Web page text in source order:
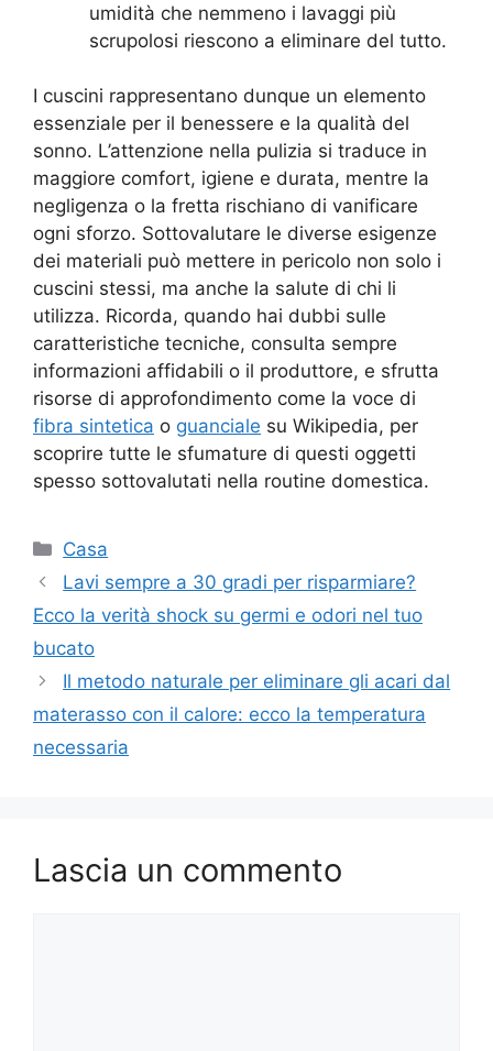
umidità che nemmeno i lavaggi più
scrupolosi riescono a eliminare del tutto.
I cuscini rappresentano dunque un elemento
essenziale per il benessere e la qualità del
sonno. L’attenzione nella pulizia si traduce in
maggiore comfort, igiene e durata, mentre la
negligenza o la fretta rischiano di vanificare
ogni sforzo. Sottovalutare le diverse esigenze
dei materiali può mettere in pericolo non solo i
cuscini stessi, ma anche la salute di chi li
utilizza. Ricorda, quando hai dubbi sulle
caratteristiche tecniche, consulta sempre
informazioni affidabili o il produttore, e sfrutta
risorse di approfondimento come la voce di
fibra sintetica o guanciale su Wikipedia, per
scoprire tutte le sfumature di questi oggetti
spesso sottovalutati nella routine domestica.
Categorie
Casa
Lavi sempre a 30 gradi per risparmiare?
Ecco la verità shock su germi e odori nel tuo
bucato
Il metodo naturale per eliminare gli acari dal
materasso con il calore: ecco la temperatura
necessaria
Lascia un commento